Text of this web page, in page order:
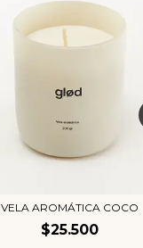
VELA AROMÁTICA COCO
$25.500